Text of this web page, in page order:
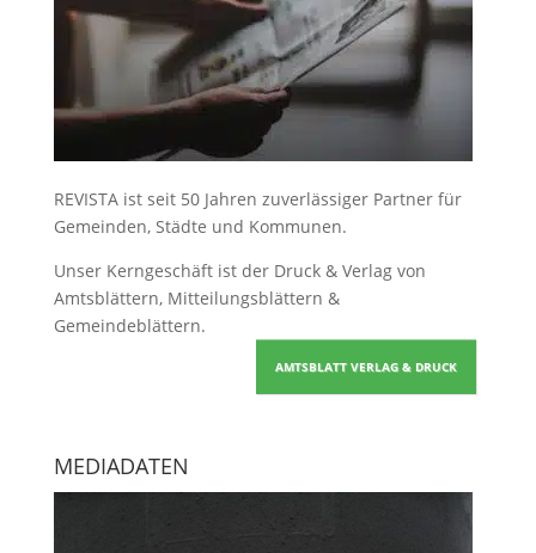
REVISTA ist seit 50 Jahren zuverlässiger Partner für
Gemeinden, Städte und Kommunen.
Unser Kerngeschäft ist der Druck & Verlag von
Amtsblättern, Mitteilungsblättern &
Gemeindeblättern.
AMTSBLATT VERLAG & DRUCK
MEDIADATEN